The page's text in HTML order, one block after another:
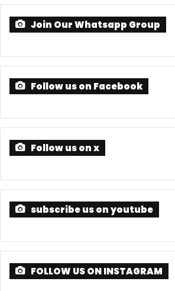
Join Our Whatsapp Group
Follow us on Facebook
Follow us on x
subscribe us on youtube
FOLLOW US ON INSTAGRAM